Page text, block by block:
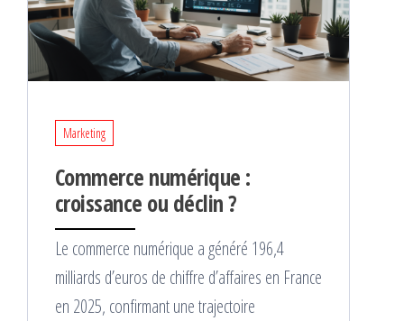
Marketing
Commerce numérique :
croissance ou déclin ?
Le commerce numérique a généré 196,4
milliards d’euros de chiffre d’affaires en France
en 2025, confirmant une trajectoire